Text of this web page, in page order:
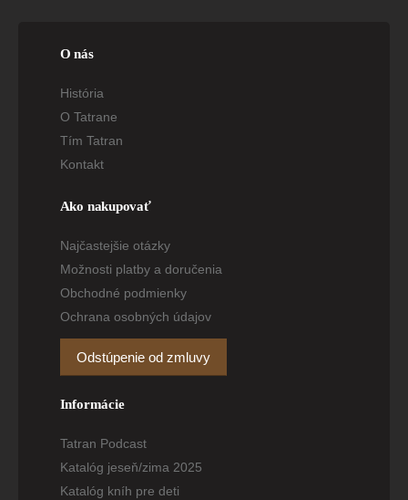
O nás
História
O Tatrane
Tím Tatran
Kontakt
Ako nakupovať
Najčastejšie otázky
Možnosti platby a doručenia
Obchodné podmienky
Ochrana osobných údajov
Odstúpenie od zmluvy
Informácie
Tatran Podcast
Katalóg jeseň/zima 2025
Katalóg kníh pre deti